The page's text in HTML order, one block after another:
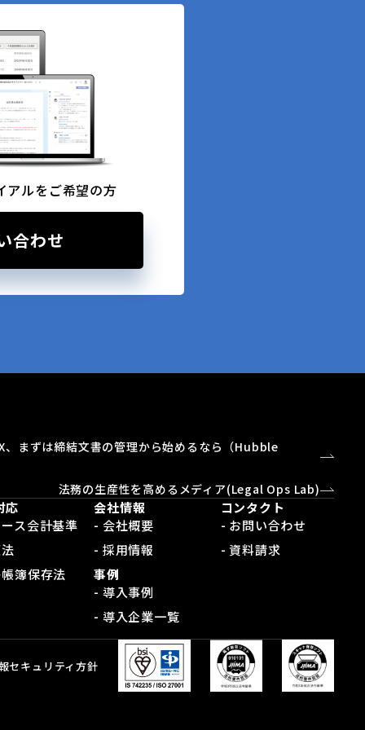
アルをご希望の方
合わせ
、まずは締結文書の管理から始めるなら（Hubble
法務の生産性を高めるメディア(Legal Ops Lab)
応
ス会計基準
簿保存法
会社情報
- 会社概要
- 採用情報
事例
- 導入事例
- 導入企業一覧
コンタクト
- お問い合わせ
- 資料請求
セキュリティ方針